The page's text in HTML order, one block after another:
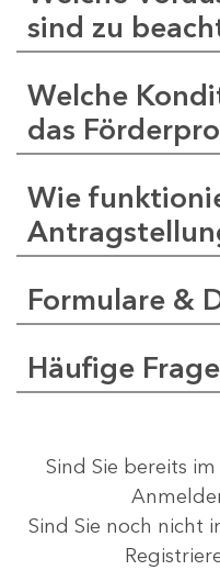
sind zu
Welche
das
Wie
Formulare &
Häufige
Sind Sie bereits
Sind Sie noch nicht